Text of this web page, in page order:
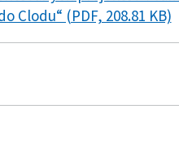
Clodu“ (PDF, 208.81 KB)